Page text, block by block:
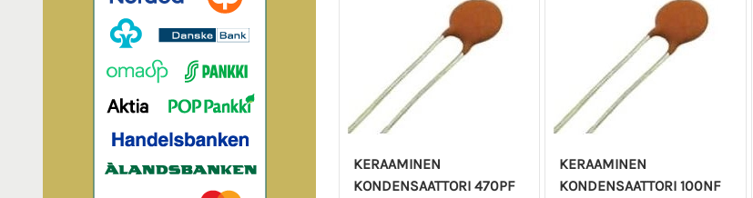
KERAAMINEN
KONDENSAATTORI 470PF
KERAAMINEN
KONDENSAATTORI 100NF